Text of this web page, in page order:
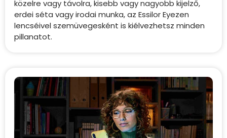
közelre vagy távolra, kisebb vagy nagyobb kijelző,
erdei séta vagy irodai munka, az Essilor Eyezen
lencséivel szemüvegesként is kiélvezhetsz minden
pillanatot.